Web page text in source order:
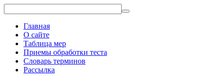
Главная
О сайте
Таблица мер
Приемы обработки теста
Словарь терминов
Рассылка